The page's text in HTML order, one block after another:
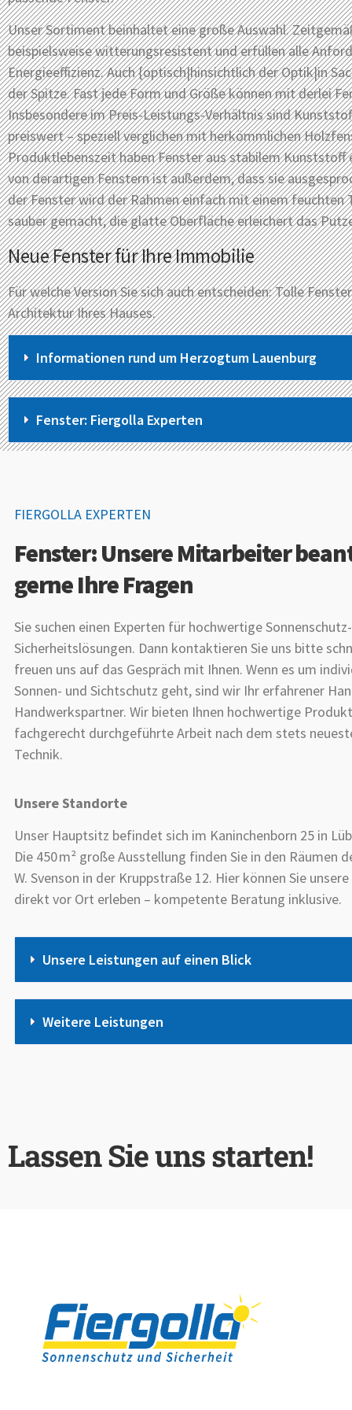
Unser Sortiment beinhaltet eine große Auswahl.
beispielsweise witterungsresistent und erfüllen alle
Energieeffizienz. Auch {optisch|hinsichtlich der Optik|in
der Spitze. Fast jede Form und Größe können mit derlei
Insbesondere im Preis-Leistungs-Verhältnis sind
preiswert – speziell verglichen mit herkömmlichen
Produktlebenszeit haben Fenster aus stabilem Kunststoff
von derartigen Fenstern ist außerdem, dass sie
der Fenster wird der Rahmen einfach mit einem feuchten
sauber gemacht, die glatte Oberfläche erleichert das
Neue Fenster für Ihre Immobilie
Für welche Version Sie sich auch entscheiden: Tolle
Architektur Ihres Hauses.
Informationen rund um Herzogtum Lauenburg
Fenster: Fiergolla Experten
FIERGOLLA EXPERTEN
Fenster: Unsere Mitarbeiter
gerne Ihre Fragen
Sie suchen einen Experten für hochwertige
Sicherheitslösungen. Dann kontaktieren Sie uns bitte
freuen uns auf das Gespräch mit Ihnen. Wenn es um
Sonnen- und Sichtschutz geht, sind wir Ihr erfahrener
Handwerkspartner. Wir bieten Ihnen hochwertige
fachgerecht durchgeführte Arbeit nach dem stets
Technik.
Unsere Standorte
Unser Hauptsitz befindet sich im Kaninchenborn 25 in
Die 450 m² große Ausstellung finden Sie in den Räumen
W. Svenson in der Kruppstraße 12. Hier können Sie
direkt vor Ort erleben – kompetente Beratung inklusive.
Unsere Leistungen auf einen Blick
Weitere Leistungen
Lassen Sie uns starten!